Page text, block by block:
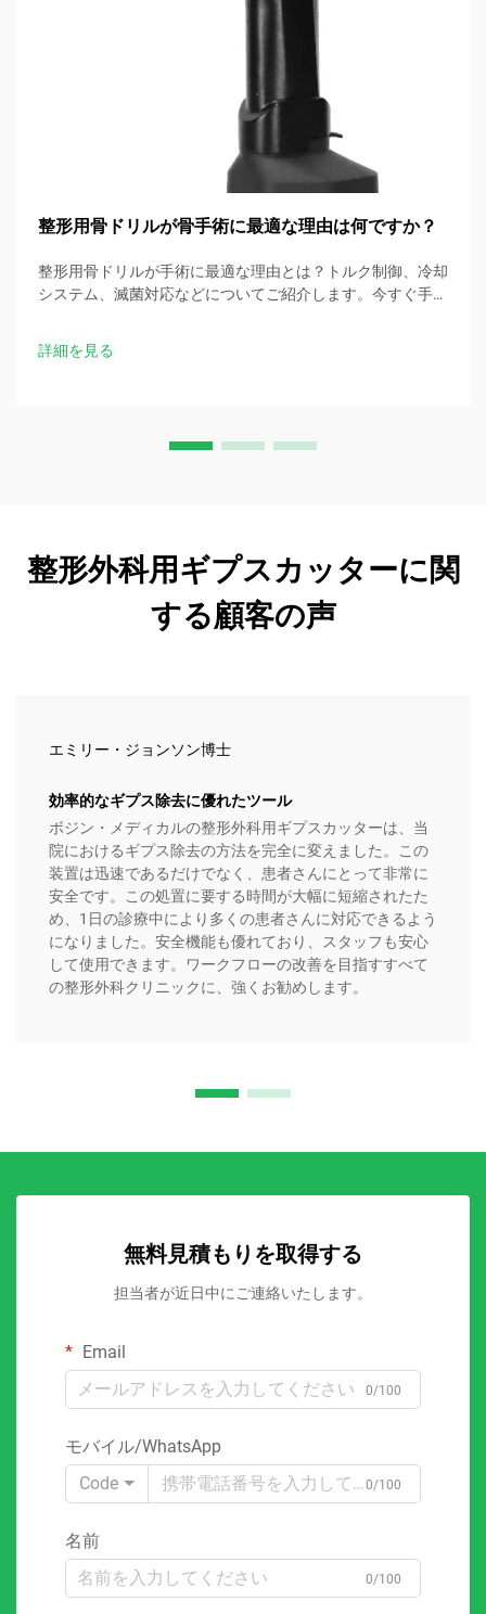
整形用骨ドリルが骨手術に最適な理由は何ですか？
整形用骨ドリルが手術に最適な理由とは？トルク制御、冷却
システム、滅菌対応などについてご紹介します。今すぐ手術
詳細を見る
整形外科用ギプスカッターに関
する顧客の声
エミリー・ジョンソン博士
効率的なギプス除去に優れたツール
ボジン・メディカルの整形外科用ギプスカッターは、当
院におけるギプス除去の方法を完全に変えました。この
装置は迅速であるだけでなく、患者さんにとって非常に
安全です。この処置に要する時間が大幅に短縮されたた
め、1日の診療中により多くの患者さんに対応できるよう
になりました。安全機能も優れており、スタッフも安心
して使用できます。ワークフローの改善を目指すすべて
の整形外科クリニックに、強くお勧めします。
無料見積もりを取得する
担当者が近日中にご連絡いたします。
Email
0/100
モバイル/WhatsApp
Code
0/100
名前
0/100